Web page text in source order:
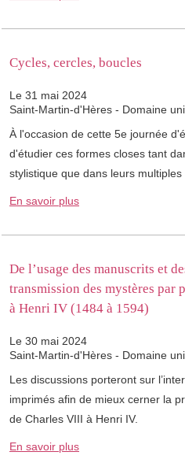
Cycles, cercles, boucles
Le 31 mai 2024
Saint-Martin-d'Hères - Domaine
À l'occasion de cette 5e journée
d'étudier ces formes closes tant
stylistique que dans leurs multiples
En savoir plus
De l’usage des manuscrits et
transmission des mystères par
à Henri IV (1484 à 1594)
Le 30 mai 2024
Saint-Martin-d'Hères - Domaine
Les discussions porteront sur
imprimés afin de mieux cerner la
de Charles VIII à Henri IV.
En savoir plus